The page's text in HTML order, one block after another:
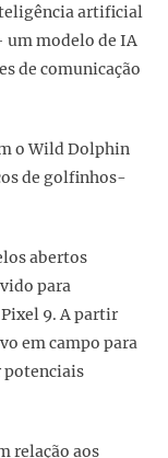
artificial
modelo de IA
de comunicação
o Wild Dolphin
de golfinhos-
abertos
para
9. A partir
em campo para
potenciais
relação aos